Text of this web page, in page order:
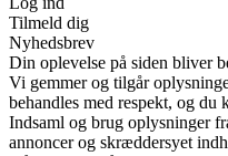
Tilmeld dig
Nyhedsbrev
Din oplevelse på siden bliver
Vi gemmer og tilgår
behandles med respekt, og du
Indsaml og brug oplysninger
annoncer og skræddersyet